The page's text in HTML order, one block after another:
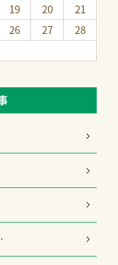
19 20
21
26 27
28